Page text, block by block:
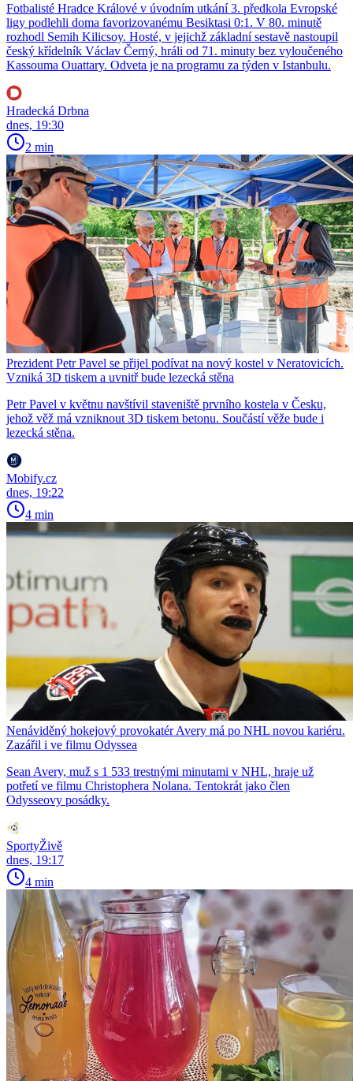
Fotbalisté Hradce Králové v úvodním utkání 3. předkola Evropské
ligy podlehli doma favorizovanému Besiktasi 0:1. V 80. minutě
rozhodl Semih Kilicsoy. Hosté, v jejichž základní sestavě nastoupil
český křídelník Václav Černý, hráli od 71. minuty bez vyloučeného
Kassouma Ouattary. Odveta je na programu za týden v Istanbulu.
Hradecká Drbna
dnes, 19:30
2 min
Prezident Petr Pavel se přijel podívat na nový kostel v Neratovicích.
Vzniká 3D tiskem a uvnitř bude lezecká stěna
Petr Pavel v květnu navštívil staveniště prvního kostela v Česku,
jehož věž má vzniknout 3D tiskem betonu. Součástí věže bude i
lezecká stěna.
Mobify.cz
dnes, 19:22
4 min
Nenáviděný hokejový provokatér Avery má po NHL novou kariéru.
Zazářil i ve filmu Odyssea
Sean Avery, muž s 1 533 trestnými minutami v NHL, hraje už
potřetí ve filmu Christophera Nolana. Tentokrát jako člen
Odysseovy posádky.
SportyŽivě
dnes, 19:17
4 min